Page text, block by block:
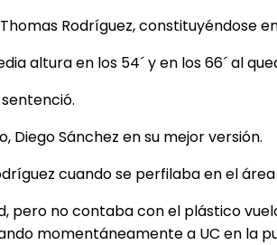
Rodríguez, constituyéndose
altura en los 54´ y en los 66´ al
Diego Sánchez en su mejor versión.
cuando se perfilaba en el
pero no contaba con el plástico
momentáneamente a UC en la